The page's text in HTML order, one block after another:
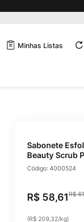
Minhas Listas
Sabonete
Beauty Scrub
Código: 4000524
R$ 58,61R$ 61
(R$ 209,32/kg)